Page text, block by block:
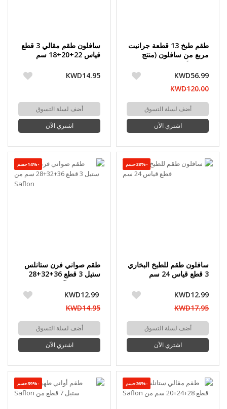
طقم طبخ 13 قطعة جرانيت
مربع من سافلون (منتج
جديد - كرتون مفتوح)
KWD56.99
KWD120.00
أضف لسلة التسوق
اشتري الآن
سافلون طقم مقالي 3 قطع
قياس 22+20+18 سم
KWD14.95
أضف لسلة التسوق
اشتري الآن
-28%حسم
سافلون طقم للطبخ البخاري
3 قطع قياس 24 سم
KWD12.99
KWD17.95
أضف لسلة التسوق
اشتري الآن
-14%حسم
طقم صواني فرن ستانلس
ستيل 3 قطع 36+32+28
KWD12.99
KWD14.95
أضف لسلة التسوق
اشتري الآن
-26%حسم -39%حسم